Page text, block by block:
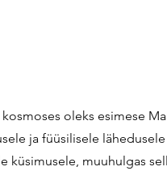
oleks esimese
ja füüsilisele
küsimusele, muuhulgas